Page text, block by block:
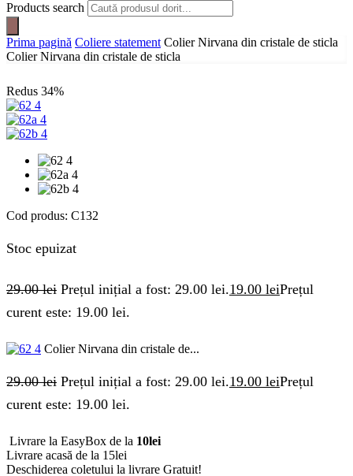
Products search
Prima pagină Coliere statement Colier Nirvana din cristale de sticla
Colier Nirvana din cristale de sticla
Redus 34%
Cod produs: C132
Stoc epuizat
29.00lei Prețul inițial a fost: 29.00 lei.19.00 leiPrețul
curent este: 19.00 lei.
Colier Nirvana din cristale de...
29.00lei Prețul inițial a fost: 29.00 lei.19.00 leiPrețul
curent este: 19.00 lei.
Livrare la EasyBox de la 10lei
Livrare acasă de la 15lei
Deschiderea coletului la livrare Gratuit!